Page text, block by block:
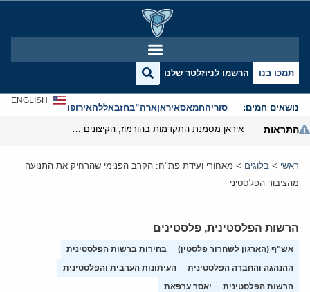
תמכו בנו הרשמו לניוזלטר שלנו
נושאים חמים: סוריהחמאסאיראןארה”בחזבאללהאירופהאנטישמיות
ENGLISH
התראות
ראשי > בלוגים > מאחורי ועידת פת"ח: הקרב הפנימי שהרחיק את התנועה
מהציבור הפלסטיני
הרשות הפלסטינית, פלסטינים
אש"ף (הארגון לשחרור פלסטין)
בחירות ברשות הפלסטינית
ההנהגה והחברה הפלסטינית
העיתונות הערבית והפלסטינית
הרשות הפלסטינית
יאסר ערפאת